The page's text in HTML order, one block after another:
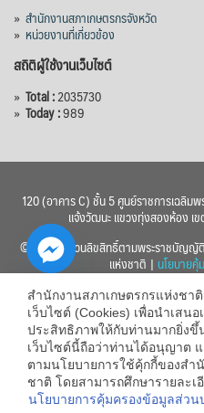
» สำนักงานสภาเกษตรกรจังหวัด
» หน่วยงานที่เกี่ยวข้อง
สถิติผู้ใช้งานเว็บไซต์
» Total :2035730
» Today :989
120 (อาคาร C) ชั้น 5 ศูนย์ราชการเฉลิม
แจ้งวัฒนะ แขวงทุ่งสองห้อง เ
© 2560 สงวนลิขสิทธิ์ตามพระราชบัญญั
แห่งชาติ | นโยบาย
สำนักงานสภาเกษตรกรแห่งชา
เว็บไซต์ (Cookies) เพื่อนำเสน
ประสิทธิภาพให้กับท่านมากยิ่งขึ้
เว็บไซต์นี้ถือว่าท่านได้อนุญาต
ตามนโยบายการใช้คุ้กกี้ของสำ
ชาติ โดยสามารถศึกษารายละเ
นโยบายการคุ้มครองข้อมูลส่วน
Hide
chaty